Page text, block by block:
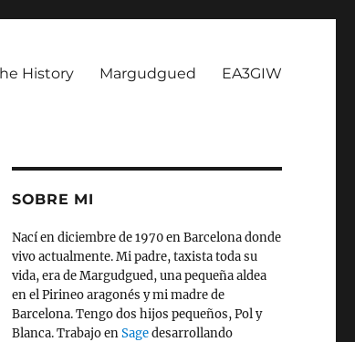
History Margudgued EA3GIW
SOBRE MI
Nací en diciembre de 1970 en Barcelona donde
vivo actualmente. Mi padre, taxista toda su
vida, era de Margudgued, una pequeña aldea
en el Pirineo aragonés y mi madre de
Barcelona. Tengo dos hijos pequeños, Pol y
Blanca. Trabajo enSagedesarrollando